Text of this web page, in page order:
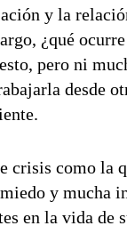
y la
¿qué
pero ni
desde
crisis como la
y mucha
en la vida de